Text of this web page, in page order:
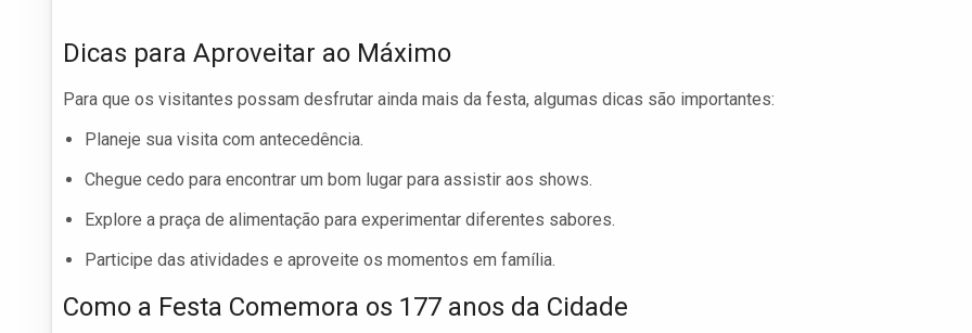
Dicas para Aproveitar ao Máximo
Para que os visitantes possam desfrutar ainda mais da festa, algumas dicas são importantes:
Planeje sua visita com antecedência.
Chegue cedo para encontrar um bom lugar para assistir aos shows.
Explore a praça de alimentação para experimentar diferentes sabores.
Participe das atividades e aproveite os momentos em família.
Como a Festa Comemora os 177 anos da Cidade